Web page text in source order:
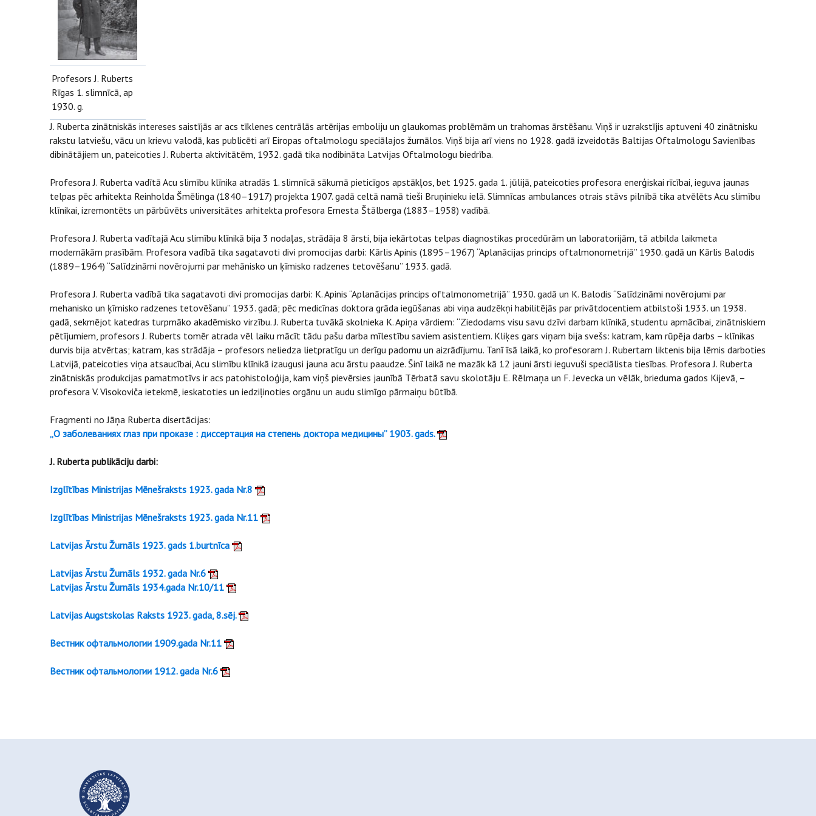
Profesors J. Ruberts
Rīgas 1. slimnīcā, ap
1930. g.
J. Ruberta zinātniskās intereses saistījās ar acs tīklenes centrālās artērijas emboliju un glaukomas problēmām un trahomas ārstēšanu. Viņš ir uzrakstījis aptuveni 40 zinātnisku
rakstu latviešu, vācu un krievu valodā, kas publicēti arī Eiropas oftalmologu speciālajos žurnālos. Viņš bija arī viens no 1928. gadā izveidotās Baltijas Oftalmologu Savienības
dibinātājiem un, pateicoties J. Ruberta aktivitātēm, 1932. gadā tika nodibināta Latvijas Oftalmologu biedrība.
Profesora J. Ruberta vadītā Acu slimību klīnika atradās 1. slimnīcā sākumā pieticīgos apstākļos, bet 1925. gada 1. jūlijā, pateicoties profesora enerģiskai rīcībai, ieguva jaunas
telpas pēc arhitekta Reinholda Šmēlinga (1840–1917) projekta 1907. gadā celtā namā tieši Bruņinieku ielā. Slimnīcas ambulances otrais stāvs pilnībā tika atvēlēts Acu slimību
klīnikai, izremontēts un pārbūvēts universitātes arhitekta profesora Ernesta Štālberga (1883–1958) vadībā.
Profesora J. Ruberta vadītajā Acu slimību klīnikā bija 3 nodaļas, strādāja 8 ārsti, bija iekārtotas telpas diagnostikas procedūrām un laboratorijām, tā atbilda laikmeta
modernākām prasībām. Profesora vadībā tika sagatavoti divi promocijas darbi: Kārlis Apinis (1895–1967) “Aplanācijas princips oftalmonometrijā” 1930. gadā un Kārlis Balodis
(1889–1964) “Salīdzināmi novērojumi par mehānisko un ķīmisko radzenes tetovēšanu” 1933. gadā.
Profesora J. Ruberta vadībā tika sagatavoti divi promocijas darbi: K. Apinis “Aplanācijas princips oftalmonometrijā” 1930. gadā un K. Balodis “Salīdzināmi novērojumi par
mehanisko un ķīmisko radzenes tetovēšanu” 1933. gadā; pēc medicīnas doktora grāda iegūšanas abi viņa audzēkņi habilitējās par privātdocentiem atbilstoši 1933. un 1938.
gadā, sekmējot katedras turpmāko akadēmisko virzību. J. Ruberta tuvākā skolnieka K. Apiņa vārdiem: “Ziedodams visu savu dzīvi darbam klīnikā, studentu apmācībai, zinātniskiem
pētījumiem, profesors J. Ruberts tomēr atrada vēl laiku mācīt tādu pašu darba mīlestību saviem asistentiem. Kliķes gars viņam bija svešs: katram, kam rūpēja darbs – klīnikas
durvis bija atvērtas; katram, kas strādāja – profesors neliedza lietpratīgu un derīgu padomu un aizrādījumu. Tanī īsā laikā, ko profesoram J. Rubertam liktenis bija lēmis darboties
Latvijā, pateicoties viņa atsaucībai, Acu slimību klīnikā izaugusi jauna acu ārstu paaudze. Šinī laikā ne mazāk kā 12 jauni ārsti ieguvuši speciālista tiesības. Profesora J. Ruberta
zinātniskās produkcijas pamatmotīvs ir acs patohistoloģija, kam viņš pievērsies jaunībā Tērbatā savu skolotāju E. Rēlmaņa un F. Jevecka un vēlāk, brieduma gados Kijevā, –
profesora V. Visokoviča ietekmē, ieskatoties un iedziļinoties orgānu un audu slimīgo pārmaiņu būtībā.
Fragmenti no Jāņa Ruberta disertācijas:
„О заболеваниях глаз при проказе : диссертация на степень доктора медицины” 1903. gads.
J. Ruberta publikāciju darbi:
Izglītības Ministrijas Mēnešraksts 1923. gada Nr.8
Izglītības Ministrijas Mēnešraksts 1923. gada Nr.11
Latvijas Ārstu Žurnāls 1923. gads 1.burtnīca
Latvijas Ārstu Žurnāls 1932. gada Nr.6
Latvijas Ārstu Žurnāls 1934.gada Nr.10/11
Latvijas Augstskolas Raksts 1923. gada, 8.sēj.
Вестник офтальмологии 1909.gada Nr.11
Вестник офтальмологии 1912. gada Nr.6